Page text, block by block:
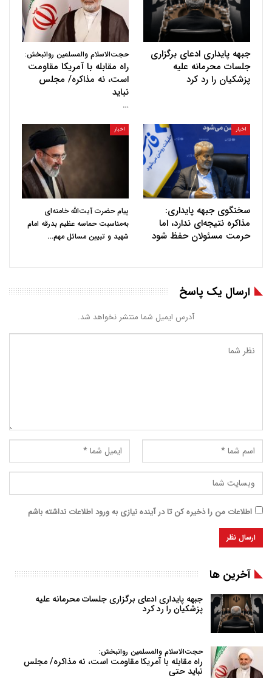
جبهه پایداری ادعای برگزاری
جلسات محرمانه علیه
پزشکیان را رد کرد
حجت‌الاسلام والمسلمین روانبخش:
راه مقابله با آمریکا مقاومت
است، نه مذاکره/ مجلس
نباید
…
اخبار
سخنگوی جبهه پایداری:
مذاکره نتیجه‌ای ندارد، اما
حرمت مسئولان حفظ شود
اخبار
پیام حضرت آیت‌الله خامنه‌ای
به‌مناسبت حماسه عظیم بدرقه امام
شهید و تبیین مسائل مهم…
ارسال یک پاسخ
آدرس ایمیل شما منتشر نخواهد شد.
اطلاعات من را ذخیره کن تا در آینده نیازی به ورود اطلاعات نداشته باشم
آخرین ها
جبهه پایداری ادعای برگزاری جلسات محرمانه علیه
پزشکیان را رد کرد
حجت‌الاسلام والمسلمین روانبخش:
راه مقابله با آمریکا مقاومت است، نه مذاکره/ مجلس
نباید حتی